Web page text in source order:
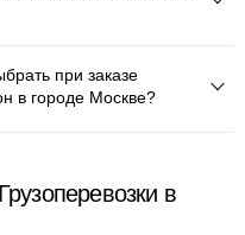
при заказе
в городе Москве?
в